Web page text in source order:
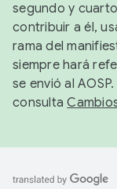
segundo y
contribuir a él,
rama del
siempre hará
se envió al
consulta